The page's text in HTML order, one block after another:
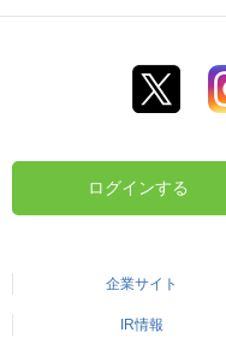
ログインする
企業サイト
IR情報